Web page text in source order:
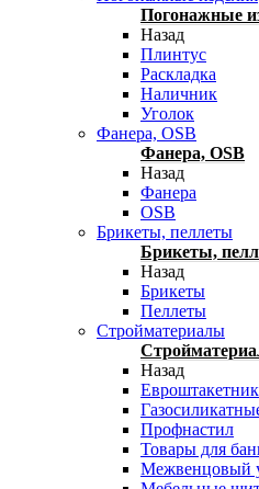
Погонажные
Назад
Плинтус
Раскладка
Наличник
Уголок
Фанера, OSB
Фанера, OSB
Назад
Фанера
OSB
Брикеты, пеллеты
Брикеты,
Назад
Брикеты
Пеллеты
Стройматериалы
Назад
Евроштакетник
Профнастил
Товары для
Межвенцовый